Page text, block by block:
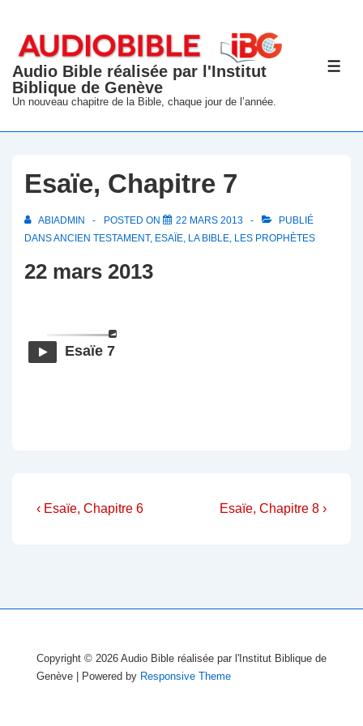
passer
contenu
principal
Audio Bible réalisée par l'Institut
Biblique de Genève
Un nouveau chapitre de la Bible, chaque jour de l’année.
Esaïe, Chapitre 7
ABIADMIN POSTED ON 22 MARS 2013
PUBLIÉ
DANSANCIEN TESTAMENT, ESAÏE, LA BIBLE, LES PROPHÈTES
22 mars 2013
Esaïe 7
Navigation
Previous
‹ Esaïe, Chapitre 6
Next
Esaïe, Chapitre 8 ›
Copyright © 2026 Audio Bible réalisée par l'Institut Biblique de
Genève
| Powered by Responsive Theme